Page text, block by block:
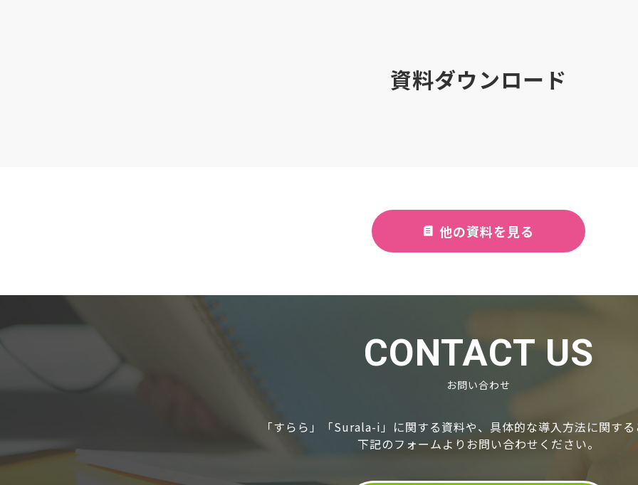
資料ダウンロード
他の資料を見る
CONTACT US
お問い合わせ
「すらら」「Surala-i」に関する資料や、具体的な導⼊⽅法に関す
下記のフォームよりお問い合わせください。